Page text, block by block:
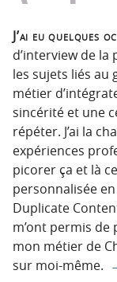
J’ai eu quelques
d’interview de la
les sujets liés au
métier
sincérité et une
répéter. J’ai la
expériences
picorer ça et là
personnalisée
Duplicate
m’ont permis
mon métier de
sur moi-même.